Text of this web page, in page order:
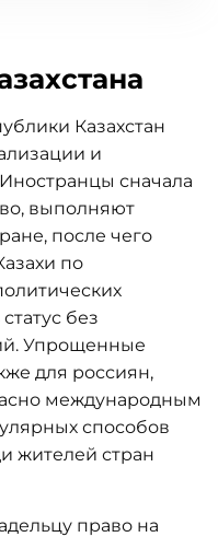
Казахстан
и
сначала
выполняют
после чего
по
без
Упрощенные
для россиян,
международным
способов
жителей стран
право на